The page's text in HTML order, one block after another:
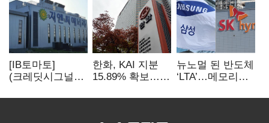
[IB토마토]
(크레딧시그널)
데이터센터 타고
한화, KAI 지분
15.89% 확보…
신청 예정
뉴노멀 된 반도체
‘LTA’…메모리
54조 선불 계약